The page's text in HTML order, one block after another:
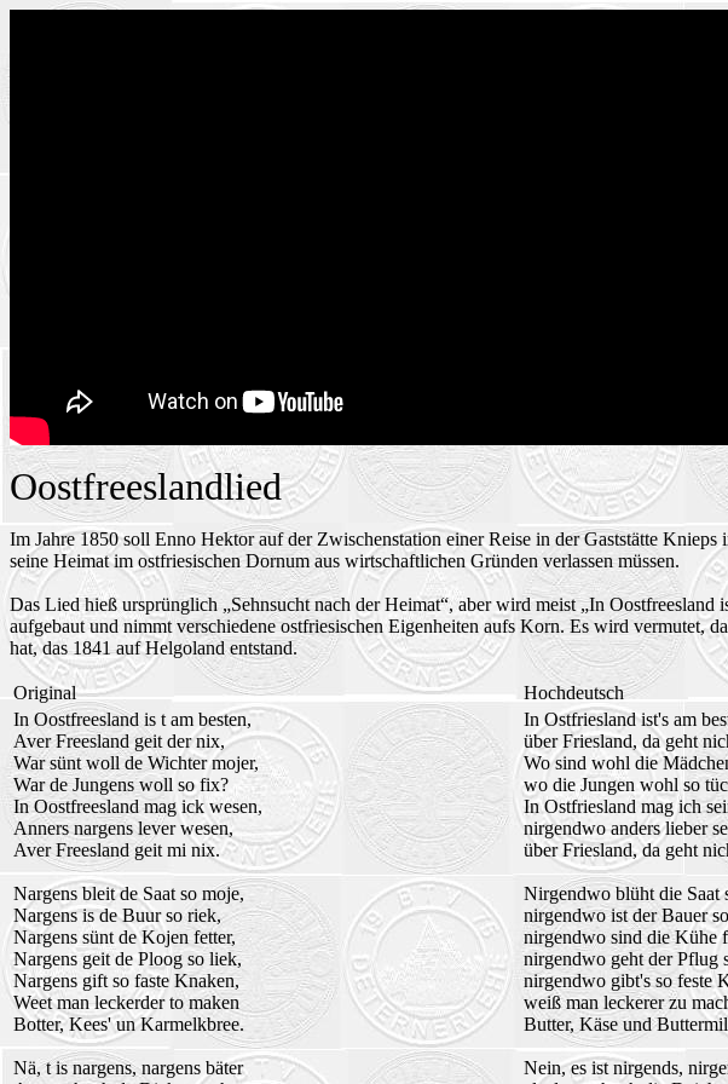
Oostfreeslandlied
Im Jahre 1850 soll Enno Hektor auf der Zwischenstation einer Reise in der Gaststätte
seine Heimat im ostfriesischen Dornum aus wirtschaftlichen Gründen verlassen müssen.
Das Lied hieß ursprünglich „Sehnsucht nach der Heimat“, aber wird meist „In
aufgebaut und nimmt verschiedene ostfriesischen Eigenheiten aufs Korn. Es wird vermutet,
hat, das 1841 auf Helgoland entstand.
Original
Hochdeutsch
In Oostfreesland is t am besten,
Aver Freesland geit der nix,
War sünt woll de Wichter mojer,
War de Jungens woll so fix?
In Oostfreesland mag ick wesen,
Anners nargens lever wesen,
Aver Freesland geit mi nix.
Nargens bleit de Saat so moje,
Nargens is de Buur so riek,
Nargens sünt de Kojen fetter,
Nargens geit de Ploog so liek,
Nargens gift so faste Knaken,
Weet man leckerder to maken
Botter, Kees' un Karmelkbree.
Nä, t is nargens, nargens bäter
In Ostfriesland ist's am
über Friesland, da geht
Wo sind wohl die
wo die Jungen wohl so
In Ostfriesland mag ich
nirgendwo anders lieber
über Friesland, da geht
Nirgendwo blüht die Saat
nirgendwo ist der Bauer
nirgendwo sind die Kühe
nirgendwo geht der Pflug
nirgendwo gibt's so feste
weiß man leckerer zu
Butter, Käse und
Nein, es ist nirgends,